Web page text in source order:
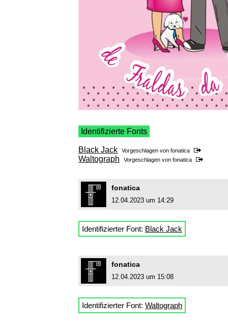
Identifizierte Fonts
Black Jack Vorgeschlagen von fonatica
Waltograph Vorgeschlagen von fonatica
fonatica
12.04.2023 um 14:29
Identifizierter Font: Black Jack
fonatica
12.04.2023 um 15:08
Identifizierter Font: Waltograph